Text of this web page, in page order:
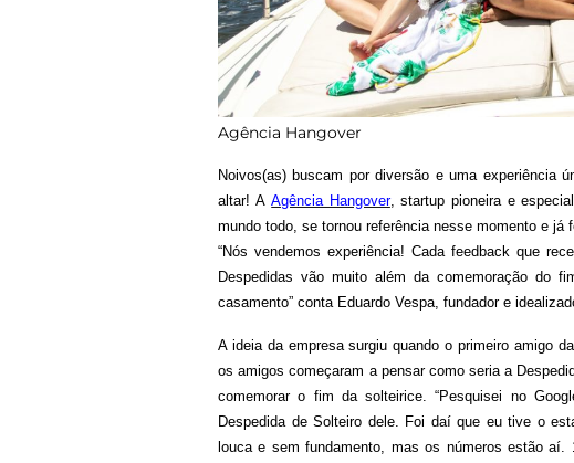
Agência Hangover
Noivos(as) buscam por diversão e uma experiência
altar! AAgência Hangover, startup pioneira e
mundo todo, se tornou referência nesse momento e
“Nós vendemos experiência! Cada feedback que
Despedidas vão muito além da comemoração do
casamento” conta Eduardo Vespa, fundador e
A ideia da empresa surgiu quando o primeiro amigo
os amigos começaram a pensar como seria a
comemorar o fim da solteirice. “Pesquisei no
Despedida de Solteiro dele. Foi daí que eu tive o
louca e sem fundamento, mas os números estão